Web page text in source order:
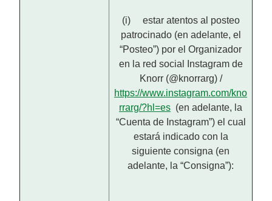
(i) estar atentos al posteo
patrocinado (en adelante, el
“Posteo”) por el Organizador
en la red social Instagram de
Knorr (@knorrarg) /
https://www.instagram.com/kno
rrarg/?hl=es (en adelante, la
“Cuenta de Instagram”) el cual
estará indicado con la
siguiente consigna (en
adelante, la “Consigna”):